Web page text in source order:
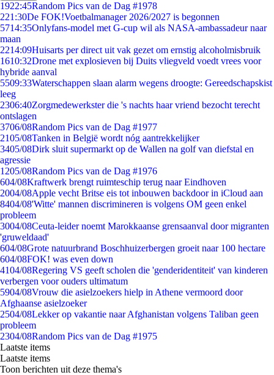
1922:45Random Pics van de Dag #1978
221:30De FOK!Voetbalmanager 2026/2027 is begonnen
5714:35Onlyfans-model met G-cup wil als NASA-ambassadeur naar
maan
2214:09Huisarts per direct uit vak gezet om ernstig alcoholmisbruik
1610:32Drone met explosieven bij Duits vliegveld voedt vrees voor
hybride aanval
5509:33Waterschappen slaan alarm wegens droogte: Gereedschapskist
leeg
2306:40Zorgmedewerkster die 's nachts haar vriend bezocht terecht
ontslagen
3706/08Random Pics van de Dag #1977
2105/08Tanken in België wordt nóg aantrekkelijker
3405/08Dirk sluit supermarkt op de Wallen na golf van diefstal en
agressie
1205/08Random Pics van de Dag #1976
604/08Kraftwerk brengt ruimteschip terug naar Eindhoven
2004/08Apple vecht Britse eis tot inbouwen backdoor in iCloud aan
8404/08'Witte' mannen discrimineren is volgens OM geen enkel
probleem
3004/08Ceuta-leider noemt Marokkaanse grensaanval door migranten
'gruweldaad'
604/08Grote natuurbrand Boschhuizerbergen groeit naar 100 hectare
604/08FOK! was even down
4104/08Regering VS geeft scholen die 'genderidentiteit' van kinderen
verbergen voor ouders ultimatum
5904/08Vrouw die asielzoekers hielp in Athene vermoord door
Afghaanse asielzoeker
2504/08Lekker op vakantie naar Afghanistan volgens Taliban geen
probleem
2304/08Random Pics van de Dag #1975
Laatste items
Laatste items
Toon berichten uit deze thema's